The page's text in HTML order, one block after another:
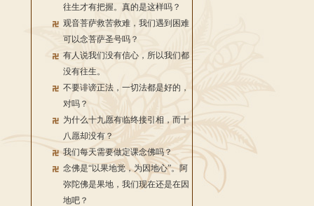
往生才有把握。真的是这样吗？
观音菩萨救苦救难，我们遇到困难
可以念菩萨圣号吗？
有人说我们没有信心，所以我们都
没有往生。
不要诽谤正法，一切法都是好的，
对吗？
为什么十九愿有临终接引相，而十
八愿却没有？
我们每天需要做定课念佛吗？
念佛是“以果地觉，为因地心”。阿
弥陀佛是果地，我们现在还是在因
地吧？